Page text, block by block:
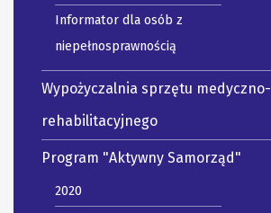
Informator dla osób z
niepełnosprawnością
Wypożyczalnia sprzętu medyczno-
rehabilitacyjnego
Program "Aktywny Samorząd"
2020